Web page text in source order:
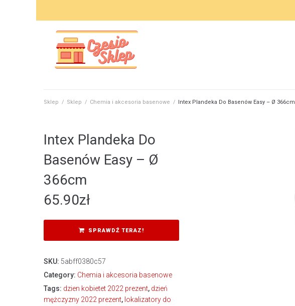
Sklep / Sklep / Chemia i akcesoria basenowe / Intex Plandeka Do Basenów Easy – Ø 366cm
Intex Plandeka Do
Basenów Easy – Ø
366cm
65.90zł
SPRAWDŹ TERAZ!
SKU: 5abff0380c57
Category: Chemia i akcesoria basenowe
Tags: dzien kobietet 2022 prezent, dzień
mężczyzny 2022 prezent, lokalizatory do